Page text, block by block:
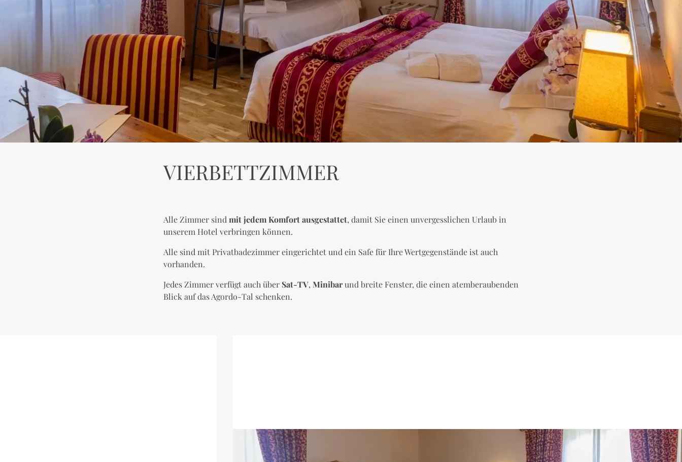
VIERBETTZIMMER
Alle Zimmer sind mit jedem Komfort ausgestattet, damit Sie einen unvergesslichen Urlaub in
unserem Hotel verbringen können.
Alle sind mit Privatbadezimmer eingerichtet und ein Safe für Ihre Wertgegenstände ist auch
vorhanden.
Jedes Zimmer verfügt auch über Sat-TV, Minibarund breite Fenster, die einen atemberaubenden
Blick auf das Agordo-Tal schenken.